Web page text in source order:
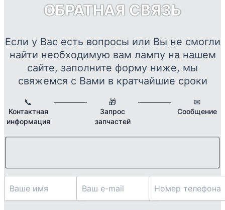
ОБРАТНАЯ СВЯЗЬ
Если у Вас есть вопросы или Вы не смогли
найти необходимую вам лампу на нашем
сайте, заполните форму ниже, мы
свяжемся с Вами в кратчайшие сроки
📞
Контактная
информация
🎁
Запрос
запчастей
✉
Сообщение